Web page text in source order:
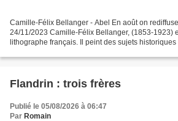
Camille-Félix Bellanger - Abel En août on
24/11/2023 Camille-Félix Bellanger, (1853-1923)
lithographe français. Il peint des sujets
Flandrin : trois frères
Publié le 05/08/2026 à 06:47
Par Romain